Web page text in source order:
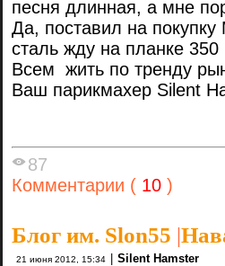
песня длинная, а мне
Да, поставил на
сталь жду на планке
Всем жить по тренду
Ваш парикмахер Silent
87
Комментарии ( 10 )
Блог им. Slon55 |
21 июня 2012, 15:34 | Silent Hamster